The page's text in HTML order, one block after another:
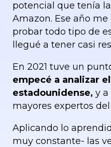
potencial que tenía
Amazon. Ese año
probar todo tipo de
llegué a tener casi
En 2021 tuve un
empecé a analizar
estadounidense, y
mayores expertos
Aplicando lo
muy constante- las